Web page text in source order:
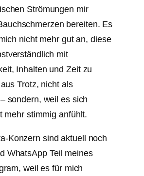
Strömungen mir
bereiten. Es
nicht mehr gut an, diese
mit
Inhalten und Zeit zu
Trotz, nicht als
sondern, weil es sich
mehr stimmig anfühlt.
Konzern sind aktuell noch
WhatsApp Teil meines
weil es für mich